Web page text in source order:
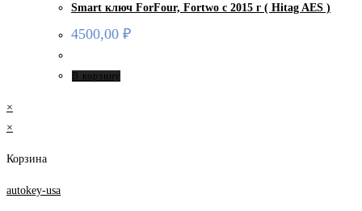
Smart ключ ForFour, Fortwo с 2015 г ( Hitag AES )
4500,00 ₽
В корзину
×
×
Корзина
autokey-usa